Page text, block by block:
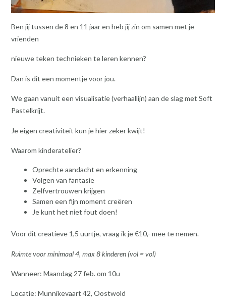
Ben jij tussen de 8 en 11 jaar en heb jij zin om samen met je
vrienden
nieuwe teken technieken te leren kennen?
Dan is dit een momentje voor jou.
We gaan vanuit een visualisatie (verhaallijn) aan de slag met Soft
Pastelkrijt.
Je eigen creativiteit kun je hier zeker kwijt!
Waarom kinderatelier?
Oprechte aandacht en erkenning
Volgen van fantasie
Zelfvertrouwen krijgen
Samen een fijn moment creëren
Je kunt het niet fout doen!
Voor dit creatieve 1,5 uurtje, vraag ik je €10,- mee te nemen.
Ruimte voor minimaal 4, max 8 kinderen (vol = vol)
Wanneer: Maandag 27 feb. om 10u
Locatie: Munnikevaart 42, Oostwold